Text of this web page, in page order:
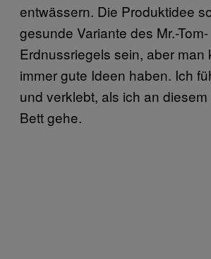
entwässern. Die Produktidee
gesunde Variante des Mr.-Tom-
Erdnussriegels sein, aber man
immer gute Ideen haben. Ich
und verklebt, als ich an
Bett gehe.